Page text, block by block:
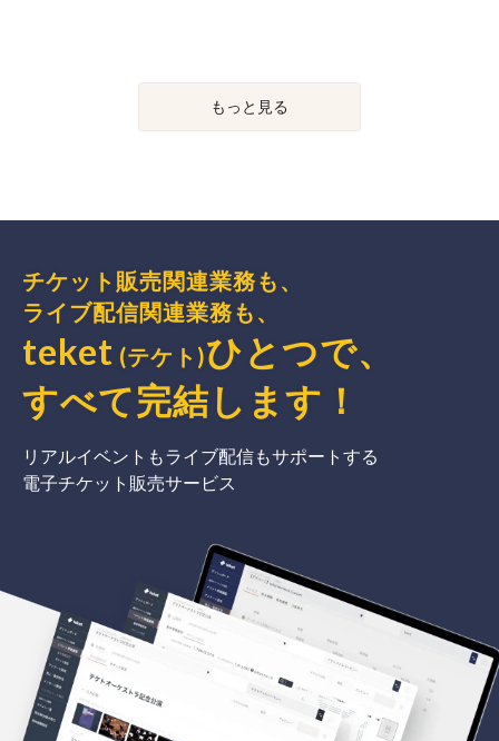
もっと見る
チケット販売関連業務も、
ライブ配信関連業務も、
teket (テケト)ひとつで、
すべて完結 します ！
リアルイベントもライブ配信もサポートする
電子チケット販売サービス